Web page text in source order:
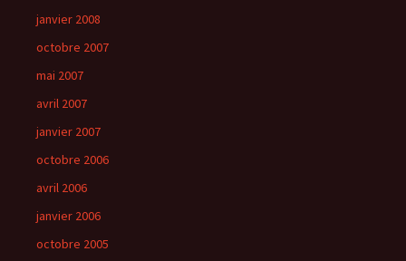
janvier 2008
octobre 2007
mai 2007
avril 2007
janvier 2007
octobre 2006
avril 2006
janvier 2006
octobre 2005